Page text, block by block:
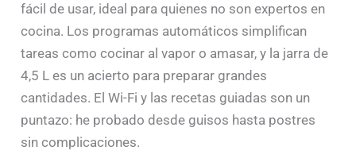
fácil de usar, ideal para quienes no son expertos en
cocina. Los programas automáticos simplifican
tareas como cocinar al vapor o amasar, y la jarra de
4,5 L es un acierto para preparar grandes
cantidades. El Wi-Fi y las recetas guiadas son un
puntazo: he probado desde guisos hasta postres
sin complicaciones.